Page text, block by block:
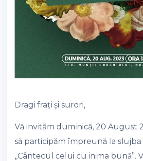
Dragi frați și surori,
Vă invităm duminică, 20 August
să participăm împreună la
,,Cântecul celui cu inima bună”.